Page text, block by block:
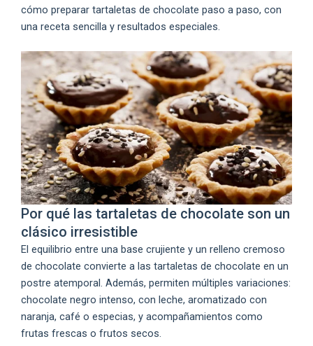
cómo preparar tartaletas de chocolate paso a paso, con
una receta sencilla y resultados especiales.
Por qué las tartaletas de chocolate son un
clásico irresistible
El equilibrio entre una base crujiente y un relleno cremoso
de chocolate convierte a las tartaletas de chocolate en un
postre atemporal. Además, permiten múltiples variaciones:
chocolate negro intenso, con leche, aromatizado con
naranja, café o especias, y acompañamientos como
frutas frescas o frutos secos.